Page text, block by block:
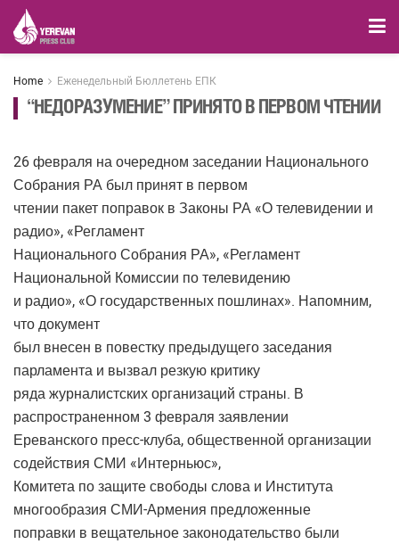
Home Еженедельный Бюллетень ЕПК
“НЕДОРАЗУМЕНИЕ” ПРИНЯТО В ПЕРВОМ ЧТЕНИИ
26 февраля на очередном заседании Национального
Собрания РА был принят в первом
чтении пакет поправок в Законы РА «О телевидении и
радио», «Регламент
Национального Собрания РА», «Регламент
Национальной Комиссии по телевидению
и радио», «О государственных пошлинах». Напомним,
что документ
был внесен в повестку предыдущего заседания
парламента и вызвал резкую критику
ряда журналистских организаций страны. В
распространенном 3 февраля заявлении
Ереванского пресс-клуба, общественной организации
содействия СМИ «Интерньюс»,
Комитета по защите свободы слова и Института
многообразия СМИ-Армения предложенные
поправки в вещательное законодательство были